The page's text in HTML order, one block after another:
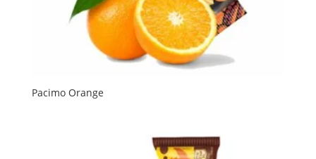
Pacimo Orange